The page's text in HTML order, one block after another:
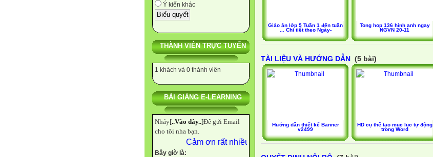
Ý kiến khác
THÀNH VIÊN TRỰC TUYẾN
1 khách và 0 thành viên
BÀI GIẢNG E-LEARNING
Nháy[..Vào đây..]Để gửi Email
cho tôi nha bạn.
Cảm ơn rất nhiều
Bây giờ là:
Giáo án lớp 5 Tuần 1 đến tuần
... Chi tiết theo Ngày-
Tong hop 136 hinh anh ngay
NGVN 20-11
TÀI LIỆU VÀ HƯỚNG DẪN (5 bài)
Hướng dẫn thiết kế Banner
v2499
HD cụ thể tạo mục lục tự động
trong Word